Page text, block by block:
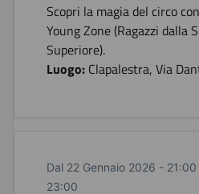
Scopri la magia del circo
Young Zone (Ragazzi dalla
Superiore).
Luogo: Clapalestra, Via
Dal 22 Gennaio 2026 -
23:00